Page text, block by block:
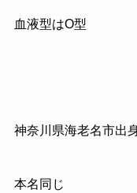
血液型はO型
神奈川県海老名市出
本名同じ